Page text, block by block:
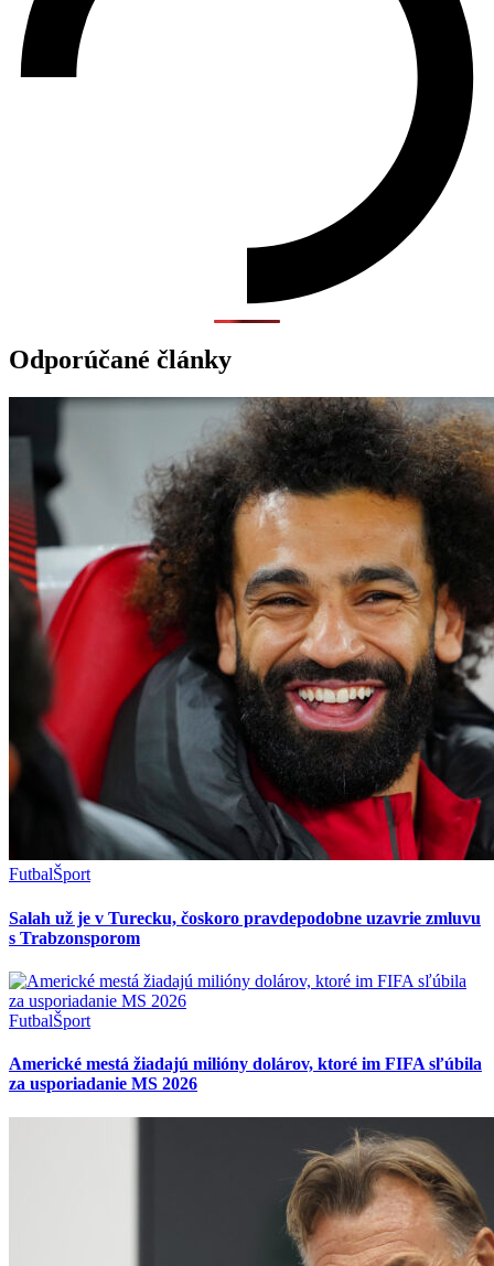
Odporúčané články
FutbalŠport
Salah už je v Turecku, čoskoro pravdepodobne uzavrie zmluvu
s Trabzonsporom
FutbalŠport
Americké mestá žiadajú milióny dolárov, ktoré im FIFA sľúbila
za usporiadanie MS 2026